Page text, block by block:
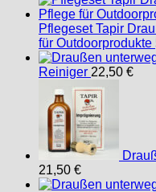
Pflegeset Tapir
für Outdoorprodukte
Reiniger 22,50 €
21,50 €